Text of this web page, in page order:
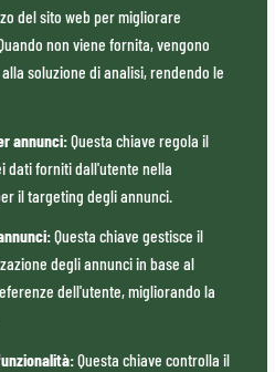
del sito web per migliorare
non viene fornita, vengono
soluzione di analisi, rendendo le
annunci:Questa chiave regola il
dati forniti dall'utente nella
il targeting degli annunci.
:Questa chiave gestisce il
degli annunci in base al
dell'utente, migliorando la
:Questa chiave controlla il